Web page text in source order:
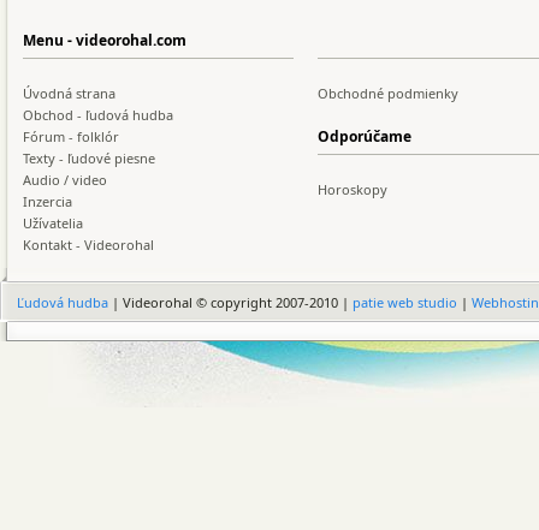
Menu - videorohal.com
Úvodná strana
Obchod - ľudová hudba
Fórum - folklór
Texty - ľudové piesne
Audio / video
Inzercia
Užívatelia
Kontakt - Videorohal
Obchodné podmienky
Odporúčame
Horoskopy
Ľudová hudba | Videorohal © copyright 2007-2010 | patie web studio |